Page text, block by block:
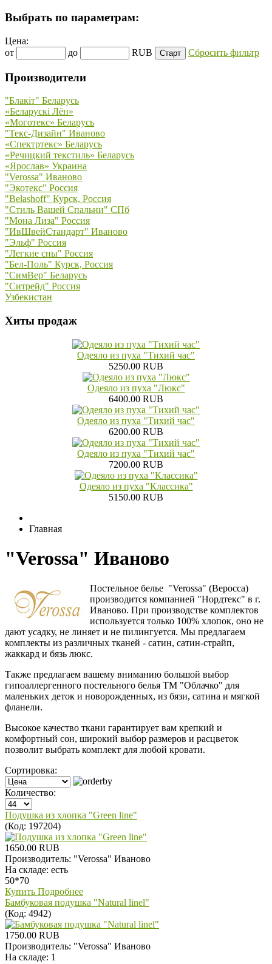
Выбрать по параметрам:
Цена:
от
до RUB Сбросить фильтр
Производители
"Блакiт" Беларусь
«Беларускi Лён»
«Моготекс» Беларусь
"Текс-Дизайн" Иваново
«Спектртекс» Беларусь
«Речицкий текстиль» Беларусь
«Ярослав» Украина
"Verossa" Иваново
"Экотекс" Россия
"Belashoff" Курск, Россия
"Стиль Вашей Спальни" СПб
"Мона Лиза" Россия
"ИвШвейСтандарт" Иваново
"Эльф" Россия
"Легкие сны" Россия
"Бел-Поль" Курск, Россия
"СимВер" Беларусь
"Ситрейд" Россия
Узбекистан
Хиты продаж
Одеяло из пуха "Тихий час"
5250.00 RUB
Одеяло из пуха "Люкс"
6400.00 RUB
Одеяло из пуха "Тихий час"
6200.00 RUB
Одеяло из пуха "Тихий час"
7200.00 RUB
Одеяло из пуха "Классика"
5150.00 RUB
Главная
"Verossa" Иваново
Постельное белье "Verossa" (Веросса)
производится компанией "Нордтекс" в г.
Ивaново. При производстве комплектов
используется только 100% хлопок, оно не
дают усадку, не линяет и не пилингуется. Мы предлагаем
комплекты из различных тканей - сатин, сатин-страйп,
жаккард и бязь люкс.
Также предлагаем вашему вниманию большой выбор
гипоаллергенного постельного белья ТМ "Облачко" для
маленьких деток и новорожденных, из бязи, сатина и мягкой
фланели.
Высокое качество ткани гарантирует вам крепкий и
комфортный сон, широкий выбор размеров и расцветок
позволит выбрать комплект для любой кровати.
Сортировка:
Количество:
Подушка из хлопка "Green line"
(Код: 197204)
1650.00 RUB
Производитель: "Verossa" Иваново
На складе: есть
50*70
Купить Подробнее
Бамбуковая подушка "Natural linel"
(Код: 4942)
1750.00 RUB
Производитель: "Verossa" Иваново
На складе: 1